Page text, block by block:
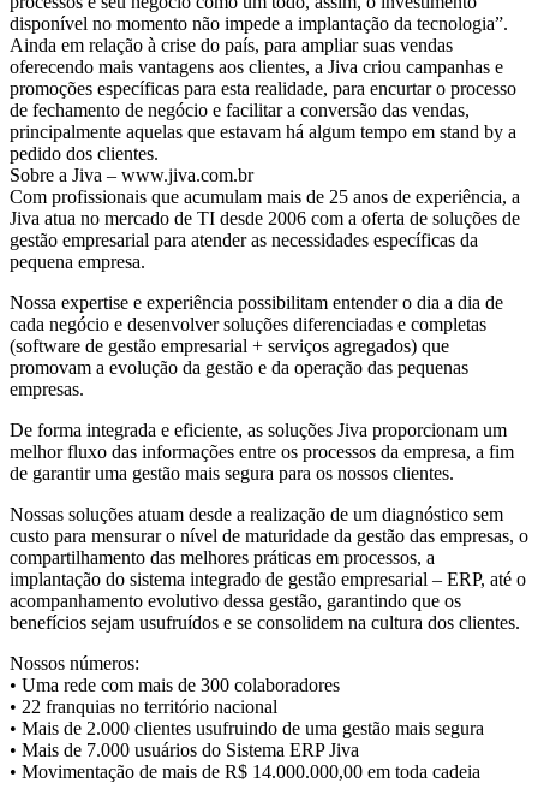
disponível no momento não impede a implantação da tecnologia”.
Ainda em relação à crise do país, para ampliar suas vendas
oferecendo mais vantagens aos clientes, a Jiva criou campanhas e
promoções específicas para esta realidade, para encurtar o processo
de fechamento de negócio e facilitar a conversão das vendas,
principalmente aquelas que estavam há algum tempo em stand by a
pedido dos clientes.
Sobre a Jiva – www.jiva.com.br
Com profissionais que acumulam mais de 25 anos de experiência, a
Jiva atua no mercado de TI desde 2006 com a oferta de soluções de
gestão empresarial para atender as necessidades específicas da
pequena empresa.
Nossa expertise e experiência possibilitam entender o dia a dia de
cada negócio e desenvolver soluções diferenciadas e completas
(software de gestão empresarial + serviços agregados) que
promovam a evolução da gestão e da operação das pequenas
empresas.
De forma integrada e eficiente, as soluções Jiva proporcionam um
melhor fluxo das informações entre os processos da empresa, a fim
de garantir uma gestão mais segura para os nossos clientes.
Nossas soluções atuam desde a realização de um diagnóstico sem
custo para mensurar o nível de maturidade da gestão das empresas, o
compartilhamento das melhores práticas em processos, a
implantação do sistema integrado de gestão empresarial – ERP, até o
acompanhamento evolutivo dessa gestão, garantindo que os
benefícios sejam usufruídos e se consolidem na cultura dos clientes.
Nossos números:
• Uma rede com mais de 300 colaboradores
• 22 franquias no território nacional
• Mais de 2.000 clientes usufruindo de uma gestão mais segura
• Mais de 7.000 usuários do Sistema ERP Jiva
• Movimentação de mais de R$ 14.000.000,00 em toda cadeia